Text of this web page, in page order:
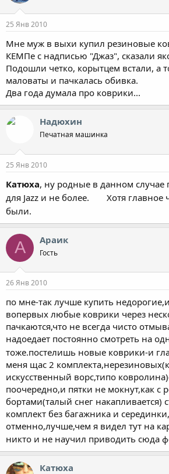
25 Янв 2010
Мне муж в выхи купил резиновые
КЕМПе с надписью "Джаз", сказали
Подошли четко, корытцем встали, а
маловаты и пачкалась обивка.
Два года думала про коврики...
Надюхин
Печатная машинка
25 Янв 2010
Катюха, ну родные в данном случае
для Jazz и не более.
Хотя главное
были.
А Араик
Гость
26 Янв 2010
по мне-так лучше купить
вопервых любые коврики через
пачкаются,что не всегда чисто
надоедает постоянно смотреть на
тоже.постелишь новые коврики-и
меня щас 2
искусственный ворс,типо
поочередно,и пятки не мокнут,как с
бортами(талый снег накапливается)
комплект без багажника и
отменно,лучше,чем я видел тут на
никто и не научил приводить сюда
Катюха